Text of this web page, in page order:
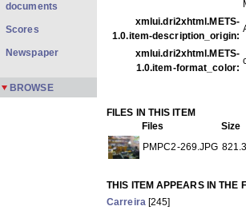
xmlui.dri2xhtml.METS-
1.0.item-description_origin:
xmlui.dri2xhtml.METS-
1.0.item-format_color:
FILES IN THIS ITEM
Files
Size
PMPC2-269.JPG
THIS ITEM APPEARS IN THE
Carreira[245]
documents
Scores
Newspaper
BROWSE